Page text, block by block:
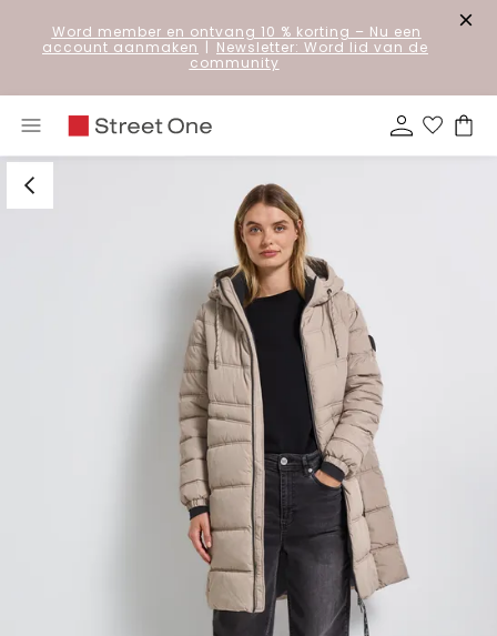
Word member en ontvang 10 % korting – Nu een
account aanmaken | Newsletter: Word lid van de
community